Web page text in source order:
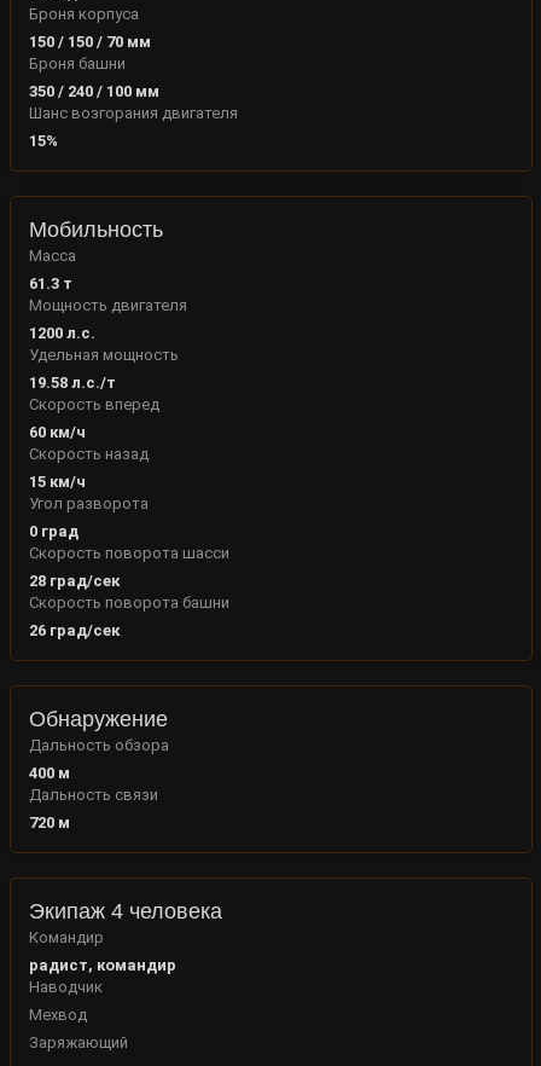
Броня корпуса
150/ 150/ 70мм
Броня башни
350 / 240 / 100 мм
Шанс возгорания двигателя
15%
Мобильность
Масса
61.3т
Мощность двигателя
1200л.с.
Удельная мощность
19.58л.с./т
Скорость вперед
60км/ч
Скорость назад
15км/ч
Угол разворота
0град
Скорость поворота шасси
28град/сек
Скорость поворота башни
26град/сек
Обнаружение
Дальность обзора
400м
Дальность связи
720м
Экипаж 4 человека
Командир
радист, командир
Наводчик
Мехвод
Заряжающий